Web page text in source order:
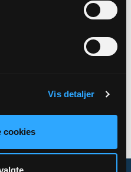
Vis detaljer
cookies